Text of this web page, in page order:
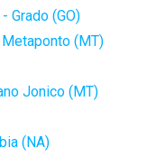
Grado (GO)
(MT)
Jonico (MT)
(NA)